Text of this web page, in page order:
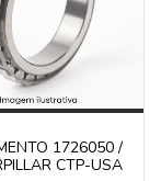
1726050 /
CTP-USA